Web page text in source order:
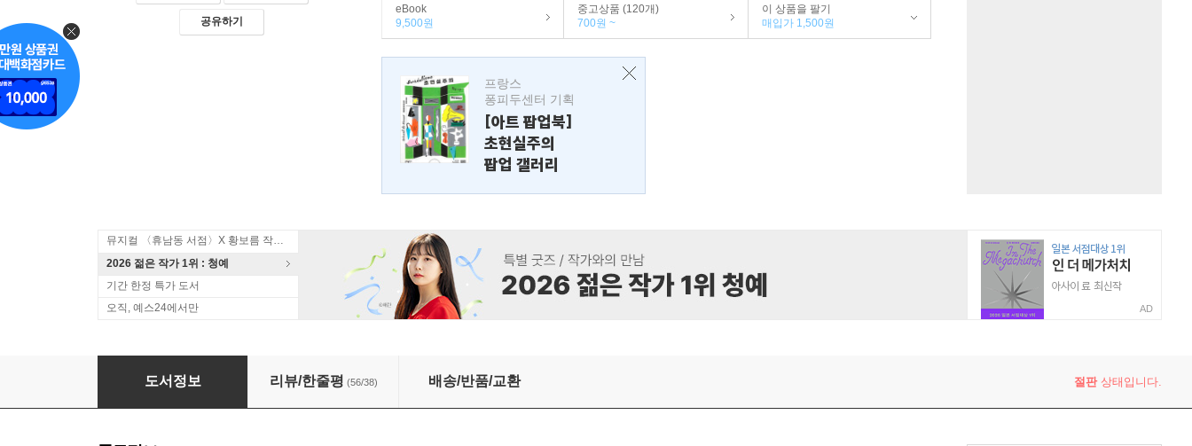
공유하기
eBook
9,500원
중고상품 (120개)
700원 ~
이 상품을 팔기
매입가 1,500원
프랑스
퐁피두센터 기획
[아트 팝업북]
초현실주의
팝업 갤러리
뮤지컬 〈휴남동 서점〉X 황보름 작가 북토크
2026 젊은 작가 1위 : 청예
기간 한정 특가 도서
오직, 예스24에서만
AD
비트레이얼
도서정보 리뷰/한줄평 (56/38) 배송/반품/교환 절판상태입니다.